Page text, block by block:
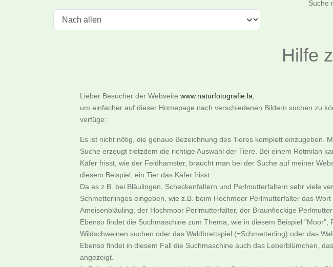
Suche
Hilfe
Lieber Besucher der Webseite www.naturfotografie.la,
um einfacher auf dieser Homepage nach verschiedenen Bildern suchen zu
verfüge:
Es ist nicht nötig, die genaue Bezeichnung des Tieres komplett
Suche erzeugt trotzdem die richtige Auswahl der Tiere. Bei einem Rotmilan
Käfer frisst, wie der Feldhamster, braucht man bei der Suche auf meiner
diesem Beispiel, ein Tier das Käfer frisst.
Da es z.B. bei Bläulingen, Scheckenfaltern und Perlmutterfaltern sehr viele
Schmetterlinges eingeben, wie z.B. beim Hochmoor Perlmutterfalter das
Ameisenbläuling, der Hochmoor Perlmutterfalter, der Braunfleckige
Ebenso findet die Suchmaschine zum Thema, wie in diesem Beispiel
Wildschweinen suchen oder das Waldbrettspiel (=Schmetterling) oder das
Ebenso findet in diesem Fall die Suchmaschine auch das Leberblümchen,
angezeigt.